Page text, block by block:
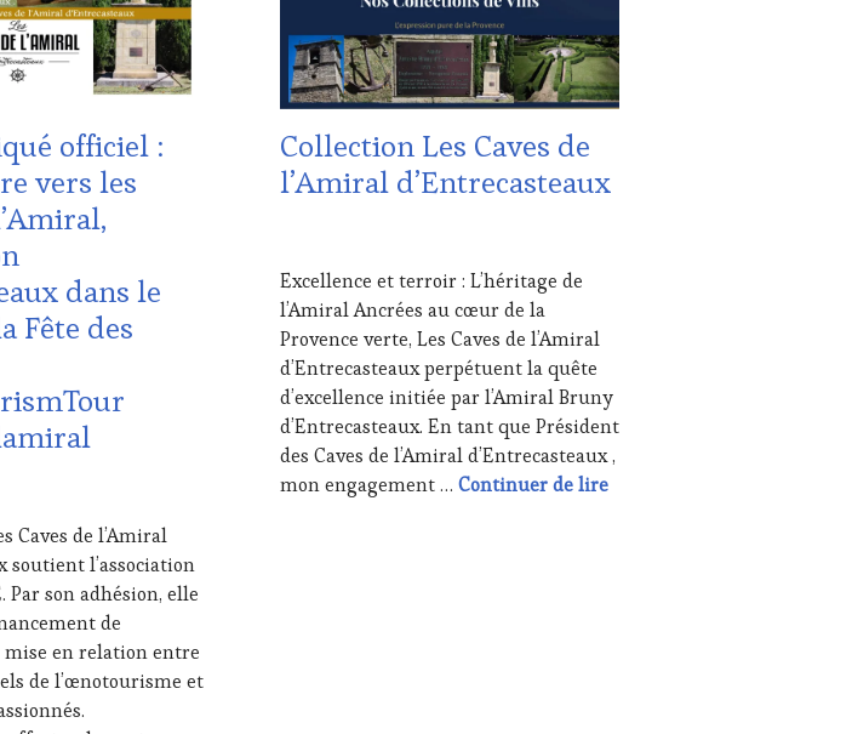
officiel :
vers les
dans le
Fête des
Caves de l’Amiral
soutient l’association
Par son adhésion, elle
de
mise en relation entre
de l’œnotourisme et
DOMAINE
VITICOLE,
ADHÉRENT,
VIN
TOURISME,
EDITION
LES
ET
DE
LA
HAUTE
GASTRONOMIE
FRANÇAISE,
INVITATIONS
&
DÉGUSTATIONS,
Collection Les Caves de
l’Amiral d’Entrecasteaux
2026
Excellence et terroir : L’héritage de
l’Amiral Ancrées au cœur de la
Provence verte, Les Caves de l’Amiral
d’Entrecasteaux perpétuent la quête
d’excellence initiée par l’Amiral Bruny
d’Entrecasteaux. En tant que Président
des Caves de l’Amiral d’Entrecasteaux ,
mon engagement … Continuer de lireCollection Les Caves de